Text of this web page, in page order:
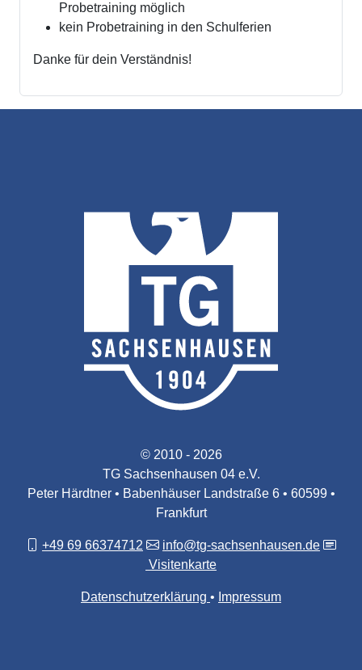
Probetraining möglich
kein Probetraining in den Schulferien
Danke für dein Verständnis!
© 2010 - 2026
TG Sachsenhausen 04 e.V.
Peter Härdtner • Babenhäuser Landstraße 6 • 60599 •
Frankfurt
+49 69 66374712
info@tg-sachsenhausen.de
Visitenkarte
Datenschutzerklärung Impressum